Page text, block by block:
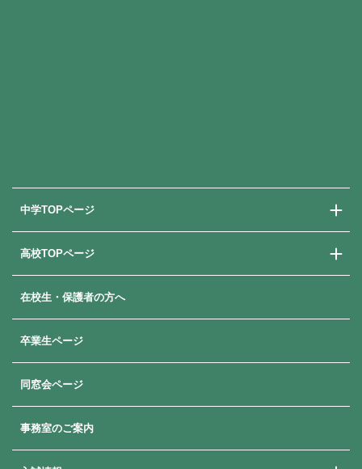
中学TOPページ
中学校での学び
高校TOPページ
高校での学び
在校生・保護者の方へ
卒業生ページ
同窓会ページ
事務室のご案内